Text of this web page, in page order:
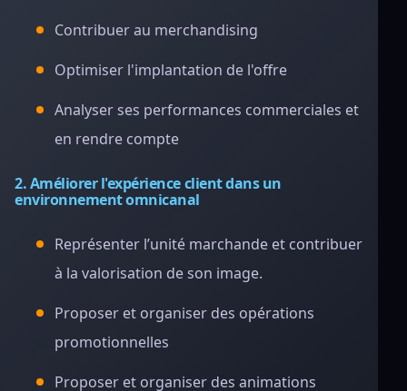
Contribuer au merchandising
Optimiser l'implantation de l'offre
Analyser ses performances commerciales et
en rendre compte
2. Améliorer l'expérience client dans un
environnement omnicanal
Représenter l’unité marchande et contribuer
à la valorisation de son image.
Proposer et organiser des opérations
promotionnelles
Proposer et organiser des animations